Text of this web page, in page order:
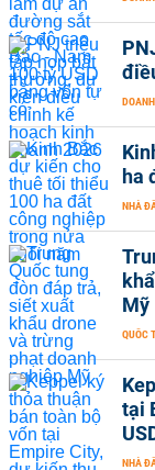
ha
NHÀ
Mỹ
QUỐC
tại
NHÀ